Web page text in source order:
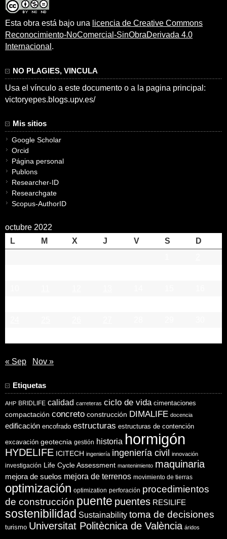
Esta obra está bajo una licencia de Creative Commons
Reconocimiento-NoComercial-SinObraDerivada 4.0
Internacional .
NO PLAGIES, VINCULA
Usa el vínculo a este documento o a la pagina principal:
victoryepes.blogs.upv.es/
Mis sitios
Google Scholar
Orcid
Página personal
Publons
Researcher-ID
Researchgate
Scopus-AuthorID
octubre 2022
L
M X J V S
D
« Sep Nov »
Etiquetas
AHP BRIDLIFE calidad carreteras ciclo de vida cimentaciones
compactación concreto construcción DIMALIFE docencia
edificación encofrado estructuras estructuras de contención
excavación geotecnia gestión historia hormigón
HYDELIFE ICITECH ingeniería ingeniería civil innovación
investigación Life Cycle Assessment mantenimiento maquinaria
mejora de suelos mejora de terrenos movimiento de tierras
optimización optimization perforación procedimientos
de construcción puente puentes RESILIFE
sostenibilidad Sustainability toma de decisiones
turismo Universitat Politècnica de València áridos